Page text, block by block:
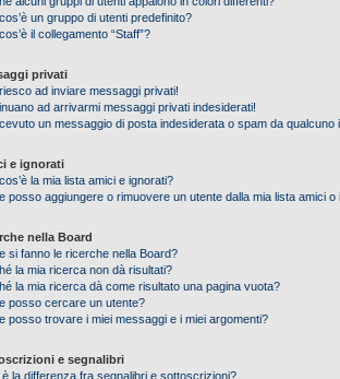
un gruppo di utenti predefinito?
il collegamento “Staff”?
privati
ad inviare messaggi privati!
ad arrivarmi messaggi privati indesiderati!
un messaggio di posta indesiderata o spam da qualcuno
e ignorati
la mia lista amici e ignorati?
posso aggiungere o rimuovere un utente dalla mia lista amici o
nella Board
si fanno le ricerche nella Board?
la mia ricerca non dà risultati?
la mia ricerca dà come risultato una pagina vuota?
posso cercare un utente?
posso trovare i miei messaggi e i miei argomenti?
e segnalibri
è la differenza fra segnalibri e sottoscrizioni?